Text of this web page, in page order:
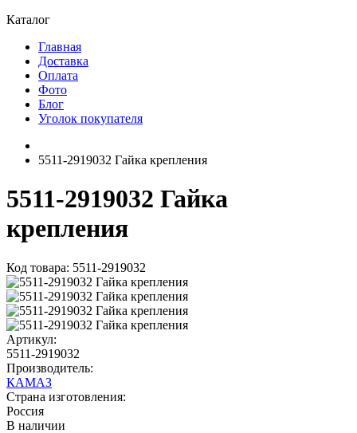
Каталог
Главная
Доставка
Оплата
Фото
Блог
Уголок покупателя
5511-2919032 Гайка крепления
5511-2919032 Гайка
крепления
Код товара: 5511-2919032
Артикул:
5511-2919032
Производитель:
КАМАЗ
Страна изготовления:
Россия
В наличии